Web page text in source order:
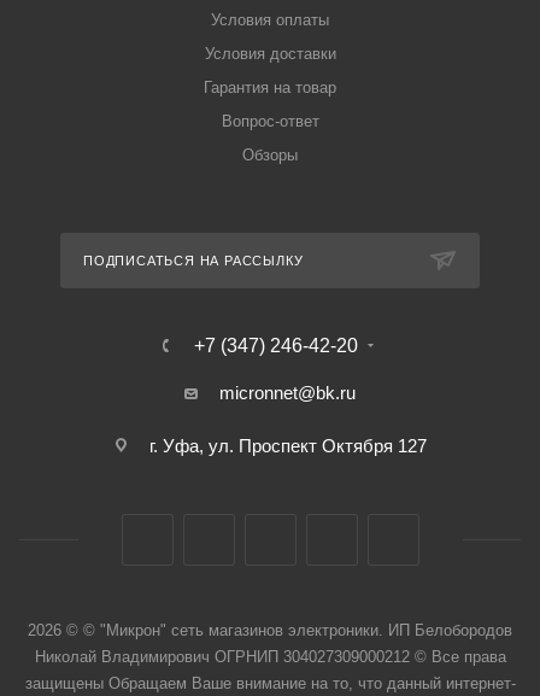
Условия оплаты
Условия доставки
Гарантия на товар
Вопрос-ответ
Обзоры
ПОДПИСАТЬСЯ НА РАССЫЛКУ
+7 (347) 246-42-20
micronnet@bk.ru
г. Уфа, ул. Проспект Октября 127
2026 © © "Микрон" сеть магазинов электроники. ИП Белобородов
Николай Владимирович ОГРНИП 304027309000212 © Все права
защищены Обращаем Ваше внимание на то, что данный интернет-